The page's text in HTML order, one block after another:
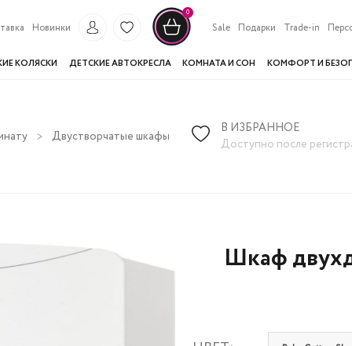
Новинки
0
Sale Подарки Trade-in
КОЛЯСКИ ДЕТСКИЕ АВТОКРЕСЛА КОМНАТА И СОН КОМФОРТ И
Двустворчатые шкафы Шкаф двухдверный Cilek Baby
В ИЗБРАННОЕ
Доступно после
Шкаф